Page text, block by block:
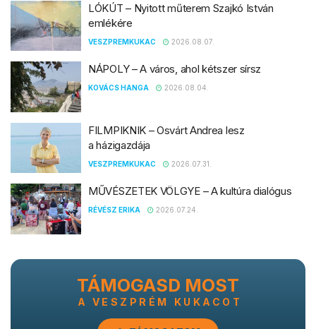
LÓKÚT – Nyitott műterem Szajkó István
emlékére
VESZPREMKUKAC 2026.08.07.
NÁPOLY – A város, ahol kétszer sírsz
KOVÁCS HANGA 2026.08.04.
FILMPIKNIK – Osvárt Andrea lesz
a házigazdája
VESZPREMKUKAC 2026.07.31.
MŰVÉSZETEK VÖLGYE – A kultúra dialógus
RÉVÉSZ ERIKA 2026.07.24.
TÁMOGASD MOST
A VESZPRÉM KUKACOT